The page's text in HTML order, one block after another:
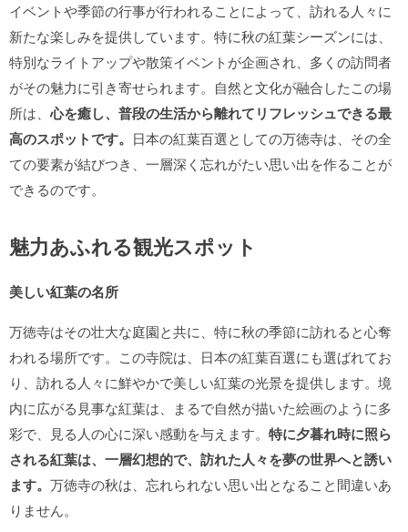
イベントや季節の行事が行われることによって、訪れる人々に
新たな楽しみを提供しています。特に秋の紅葉シーズンには、
特別なライトアップや散策イベントが企画され、多くの訪問者
がその魅力に引き寄せられます。自然と文化が融合したこの場
所は、心を癒し、普段の生活から離れてリフレッシュできる最
高のスポットです。 日本の紅葉百選としての万徳寺は、その全
ての要素が結びつき、一層深く忘れがたい思い出を作ることが
できるのです。
魅力あふれる観光スポット
美しい紅葉の名所
万徳寺はその壮大な庭園と共に、特に秋の季節に訪れると心奪
われる場所です。この寺院は、日本の紅葉百選にも選ばれてお
り、訪れる人々に鮮やかで美しい紅葉の光景を提供します。境
内に広がる見事な紅葉は、まるで自然が描いた絵画のように多
彩で、見る人の心に深い感動を与えます。 特に夕暮れ時に照ら
される紅葉は、一層幻想的で、訪れた人々を夢の世界へと誘い
ます。 万徳寺の秋は、忘れられない思い出となること間違いあ
りません。